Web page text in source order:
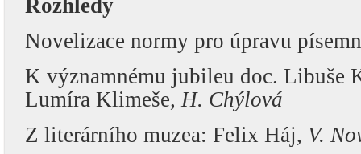
Rozhledy
Novelizace normy pro úpravu
K významnému jubileu doc. Libuše
Lumíra Klimeše, H. Chýlová
Z literárního muzea: Felix Háj, V.